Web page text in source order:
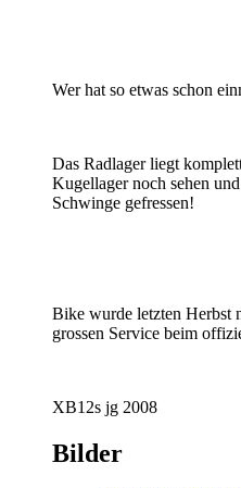
Wer hat so etwas schon
Das Radlager liegt
Kugellager noch sehen
Schwinge gefressen!
Bike wurde letzten Herbst
grossen Service beim
XB12s jg 2008
Bilder